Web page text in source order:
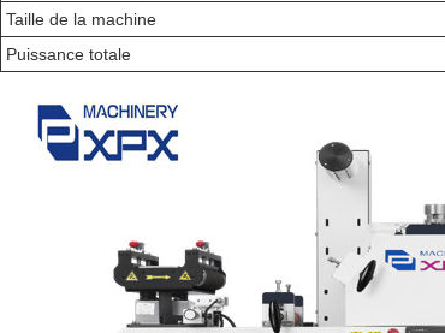
Taille de la machine
Puissance totale